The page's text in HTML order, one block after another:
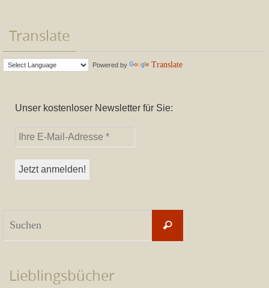
Translate
Powered by Translate
Unser kostenloser Newsletter für Sie:
Suchen
Lieblingsbücher